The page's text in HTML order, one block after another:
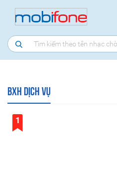
BXH Dịch vụ
1